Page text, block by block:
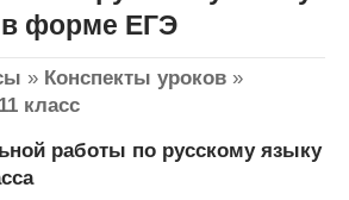
в форме ЕГЭ
» Конспекты уроков »
класс
работы по русскому языку